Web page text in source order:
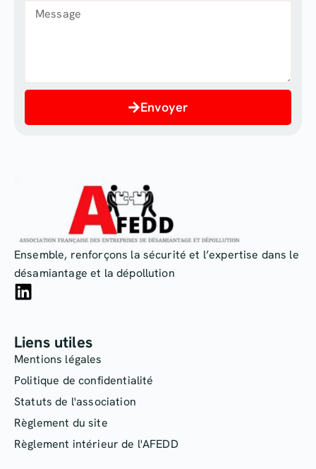
Envoyer
Ensemble, renforçons la sécurité et l’expertise dans le
désamiantage et la dépollution
Liens utiles
Mentions légales
Politique de confidentialité
Statuts de l'association
Règlement du site
Règlement intérieur de l'AFEDD